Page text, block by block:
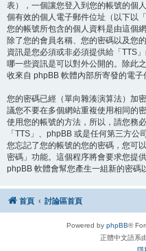
表），一個讓您登入到您的帳號的個
個有效的個人電子郵件位址（以下以
您的帳號所包含的個人資料是由這個
除了您的會員名稱、您的密碼以及您
資訊是您必須或非必須提供給「TTS
哪一些資訊是可以對外公開的。除此
收來自 phpBB 軟體內部所寄發的電子
您的密碼已經（單向雜湊演算法）加
議您不要在多個網站重複使用相同的
使用您的帳號的方法，所以，請您務
「TTS」、phpBB 或是任何第三方
您忘記了您的帳號的您的密碼，您可
密碼」功能。這個程序將會要求您提
phpBB 軟體會幫您產生一組新的密碼
首頁 討論區首頁
Powered by phpBB®
正體中文語系